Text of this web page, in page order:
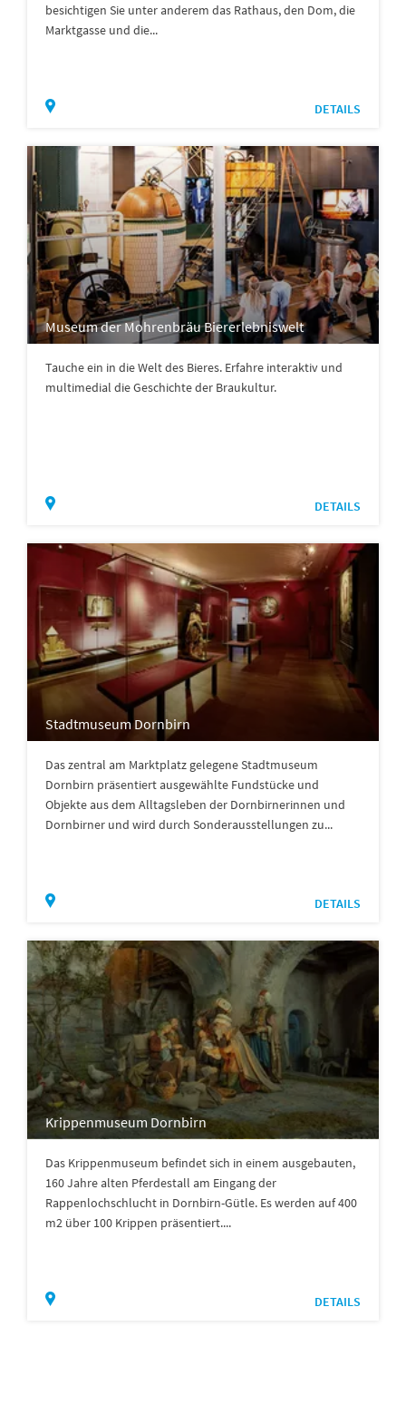
besichtigen Sie unter anderem das Rathaus, den Dom, die
Marktgasse und die...
DETAILS
Museum der Mohrenbräu Biererlebniswelt
Tauche ein in die Welt des Bieres. Erfahre interaktiv und
multimedial die Geschichte der Braukultur.
DETAILS
Stadtmuseum Dornbirn
Das zentral am Marktplatz gelegene Stadtmuseum
Dornbirn präsentiert ausgewählte Fundstücke und
Objekte aus dem Alltagsleben der Dornbirnerinnen und
Dornbirner und wird durch Sonderausstellungen zu...
DETAILS
Krippenmuseum Dornbirn
Das Krippenmuseum befindet sich in einem ausgebauten,
160 Jahre alten Pferdestall am Eingang der
Rappenlochschlucht in Dornbirn-Gütle. Es werden auf 400
m2 über 100 Krippen präsentiert....
DETAILS